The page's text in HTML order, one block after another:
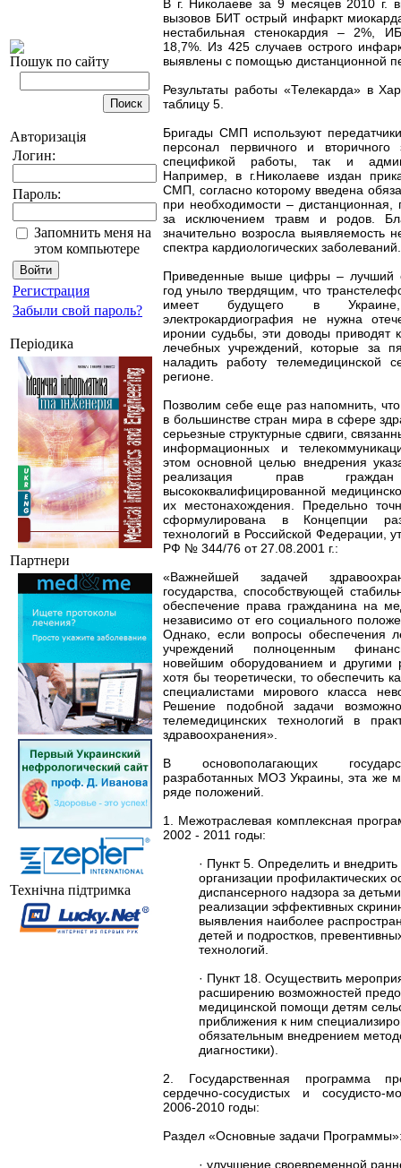
Пошук по сайту
Авторизація
Логин:
Пароль:
Запомнить меня на
этом компьютере
Регистрация
Забыли свой пароль?
Періодика
Партнери
Технічна підтримка
В г. Николаеве за 9 месяцев 2010 г.
вызовов БИТ острый инфаркт
нестабильная стенокардия – 2%,
18,7%. Из 425 случаев острого
выявлены с помощью дистанционной
Результаты работы «Телекарда» в
таблицу 5.
Бригады СМП используют
персонал первичного и
спецификой работы, так и
Например, в г.Николаеве издан
СМП, согласно которому введена
при необходимости –
за исключением травм и родов.
значительно возросла выявляемость
спектра кардиологических заболеваний.
Приведенные выше цифры – лучший
год уныло твердящим, что
имеет будущего в
электрокардиография не нужна
иронии судьбы, эти доводы приводят
лечебных учреждений, которые за
наладить работу телемедицинской
регионе.
Позволим себе еще раз напомнить,
в большинстве стран мира в сфере
серьезные структурные сдвиги,
информационных и
этом основной целью внедрения
реализация прав
высококвалифицированной
их местонахождения. Предельно
сформулирована в Концепции
технологий в Российской Федерации,
РФ № 344/76 от 27.08.2001 г.:
«Важнейшей задачей
государства, способствующей
обеспечение права гражданина на
независимо от его социального
Однако, если вопросы обеспечения
учреждений полноценным
новейшим оборудованием и другими
хотя бы теоретически, то обеспечить
специалистами мирового класса
Решение подобной задачи
телемедицинских технологий в
здравоохранения».
В основополагающих
разработанных МОЗ Украины, эта же
ряде положений.
1. Межотраслевая комплексная
2002 - 2011 годы:
· Пункт 5. Определить и
организации профилактических
диспансерного надзора за
реализации эффективных
выявления наиболее
детей и подростков,
технологий.
· Пункт 18. Осуществить
расширению возможностей
медицинской помощи детям
приближения к ним
обязательным внедрением
диагностики).
2. Государственная программа
сердечно-сосудистых и сосудисто-
2006-2010 годы:
Раздел «Основные задачи
· улучшение своевременной